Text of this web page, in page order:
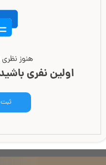
هنوز
اولین نفری